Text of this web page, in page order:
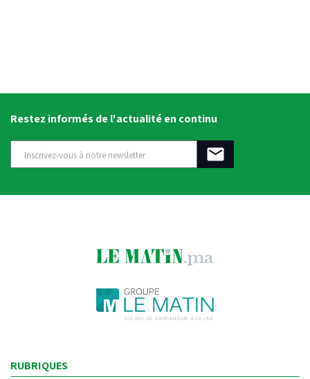
Restez informés de l'actualité en continu
RUBRIQUES